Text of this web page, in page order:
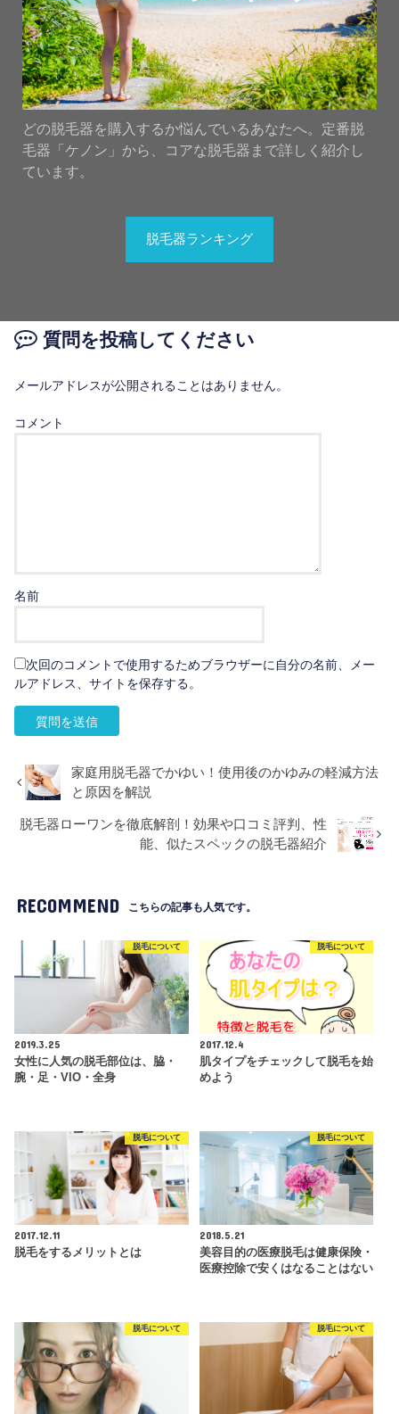
どの脱毛器を購入するか悩んでいるあなたへ。定番脱
毛器「ケノン」から、コアな脱毛器まで詳しく紹介し
ています。
脱毛器ランキング
質問を投稿してください
メールアドレスが公開されることはありません。
コメント
名前
次回のコメントで使用するためブラウザーに自分の名前、メー
ルアドレス、サイトを保存する。
家庭用脱毛器でかゆい！使用後のかゆみの軽減方法
と原因を解説
脱毛器ローワンを徹底解剖！効果や口コミ評判、性
能、似たスペックの脱毛器紹介
RECOMMEND こちらの記事も人気です。
脱毛について
2019.3.25
女性に人気の脱毛部位は、脇・
腕・足・VIO・全身
脱毛について
2017.12.4
肌タイプをチェックして脱毛を始
めよう
脱毛について
2017.12.11
脱毛をするメリットとは
脱毛について
2018.5.21
美容目的の医療脱毛は健康保険・
医療控除で安くはなることはない
脱毛について 脱毛について